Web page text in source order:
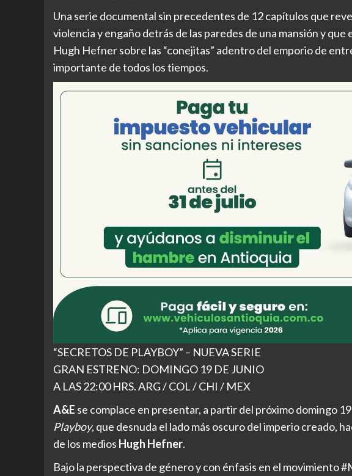
Una serie documental sin precedentes de 12 capítulos que
violencia y engaño detrás de las paredes de una mansión y
Hugh Hefner sobre las “conejitas” adentro del emporio de
importante de todos los tiempos.
“SECRETOS DE PLAYBOY” – NUEVA SERIE
GRAN ESTRENO: DOMINGO 19 DE JUNIO
A LAS 22:00 HRS. ARG / COL / CHI / MEX
A&E se complace en presentar, a partir del próximo domingo
Playboy, que desnuda el lado más oscuro del imperio creado,
de los medios Hugh Hefner.
Bajo la perspectiva de género y con énfasis en el movimiento